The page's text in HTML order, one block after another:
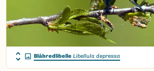
Blåbredlibelle Libellula depressa